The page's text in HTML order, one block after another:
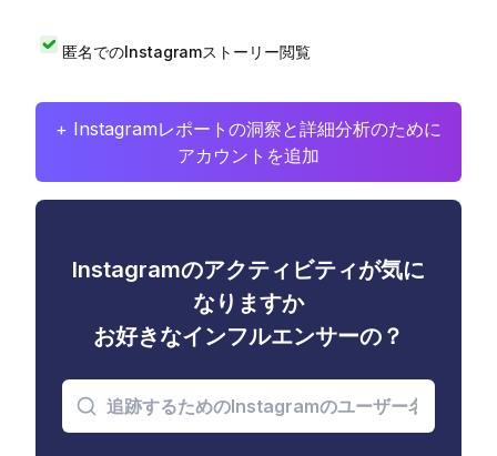
匿名でのInstagramストーリー閲覧
+ Instagramレポートの洞察と詳細分析のために
アカウントを追加
Instagramのアクティビティが気に
なりますか
お好きなインフルエンサーの？